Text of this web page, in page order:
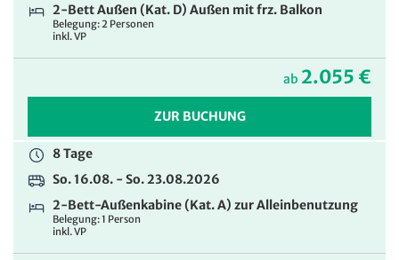
2-Bett Außen (Kat. D) Außen mit frz. Balkon
Belegung: 2 Personen
inkl. VP
ab 2.055 €
ZUR BUCHUNG
8 Tage
So. 16.08. - So. 23.08.2026
2-Bett-Außenkabine (Kat. A) zur Alleinbenutzung
Belegung: 1 Person
inkl. VP